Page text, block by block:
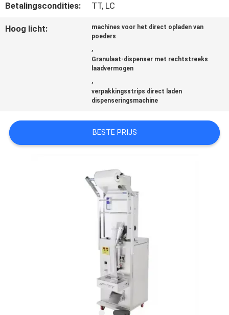
ONS
OP
VRAAG
Betalingscondities: TT, LC
Hoog licht:
machines voor het direct opladen van
poeders
,
Granulaat-dispenser met rechtstreeks
laadvermogen
,
verpakkingsstrips direct laden
dispenseringsmachine
BESTE PRIJS